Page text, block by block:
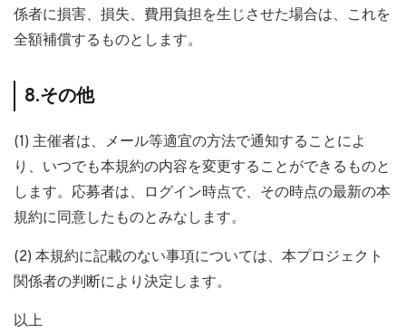
係者に損害、損失、費用負担を生じさせた場合は、これを
全額補償するものとします。
8.その他
(1) 主催者は、メール等適宜の方法で通知することによ
り、いつでも本規約の内容を変更することができるものと
します。応募者は、ログイン時点で、その時点の最新の本
規約に同意したものとみなします。
(2) 本規約に記載のない事項については、本プロジェクト
関係者の判断により決定します。
以上